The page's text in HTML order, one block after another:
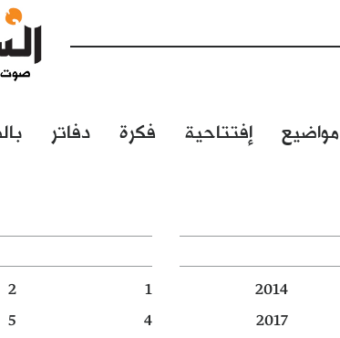
مواضيع إفتتاحية فكرة دفاتر
2014
2017
1
2
4
5